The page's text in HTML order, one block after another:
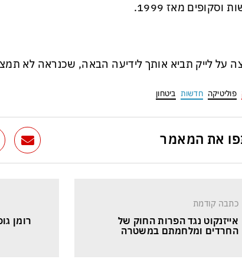
וסקופים מאז 1999.
על לייק תביא אותך לידיעה הבאה, שכנראה לא
פוליטיקה חדשות ביטחון
את המאמר
כתבה קודמת
אייזנקוט נגד הפרות החוק של
החרדים ומלחמתם במשטרה
רומן